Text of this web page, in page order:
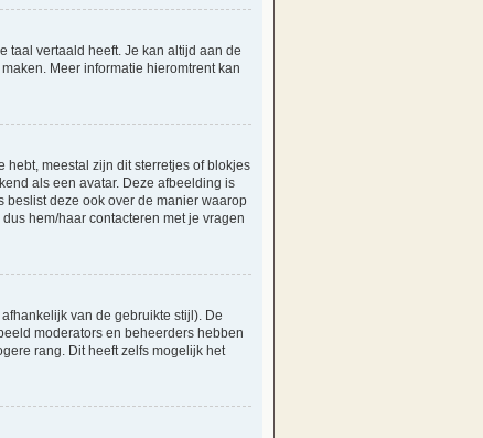
taal vertaald heeft. Je kan altijd aan de
Meer informatie hieromtrent kan
meestal zijn dit sterretjes of blokjes
als een avatar. Deze afbeelding is
beslist deze ook over de manier waarop
hem/haar contacteren met je vragen
van de gebruikte stijl). De
moderators en beheerders hebben
rang. Dit heeft zelfs mogelijk het